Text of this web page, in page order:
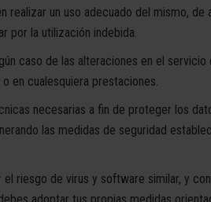
un uso adecuado del mismo, de
por la utilización indebida.
caso de las alteraciones en el servicio
en cualesquiera prestaciones.
necesarias a fin de proteger los
las medidas de seguridad
riesgo de virus y software similar, y